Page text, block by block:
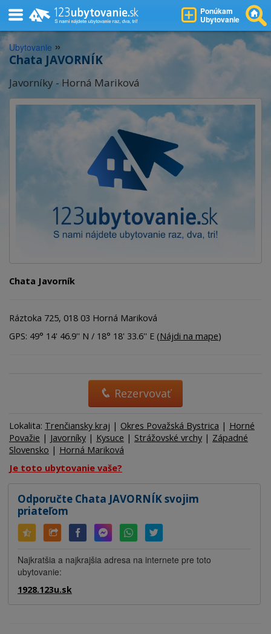
Ponúkam
Ubytovanie
Ubytovanie »
Chata JAVORNÍK
Javorníky - Horná Mariková
Chata Javorník
Ráztoka 725, 018 03 Horná Mariková
GPS: 49° 14' 46.9'' N / 18° 18' 33.6'' E (Nájdi na mape)
Rezervovať
Lokalita: Trenčiansky kraj | Okres Považská Bystrica | Horné
Považie | Javorníky | Kysuce | Strážovské vrchy | Západné
Slovensko | Horná Mariková
Je toto ubytovanie vaše?
Odporučte Chata JAVORNÍK svojim
priateľom
Najkratšia a najkrajšia adresa na internete pre toto
ubytovanie:
1928.123u.sk